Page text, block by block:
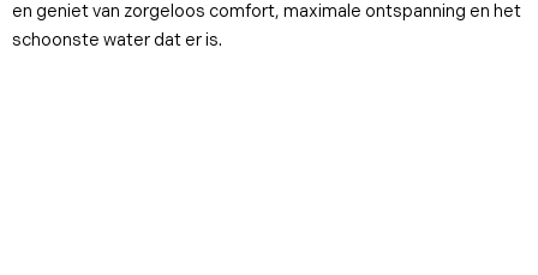
en geniet van zorgeloos comfort, maximale ontspanning en het
schoonste water dat er is.